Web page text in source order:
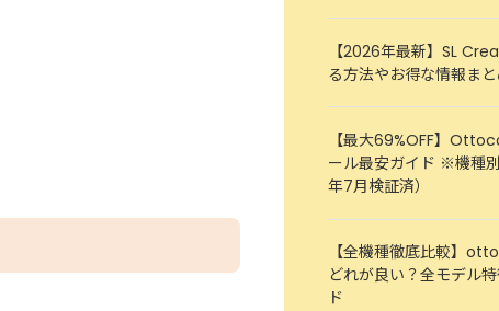
【2026年最新】SL
る方法やお得な情報まと
【最大69%OFF】
ール最安ガイド ※機種
年7月検証済）
【全機種徹底比較】
どれが良い？全モデル
ド